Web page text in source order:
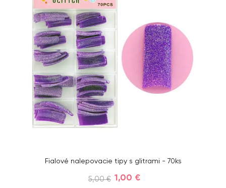
Fialové nalepovacie tipy s glitrami - 70ks
5,00 € 1,00 €